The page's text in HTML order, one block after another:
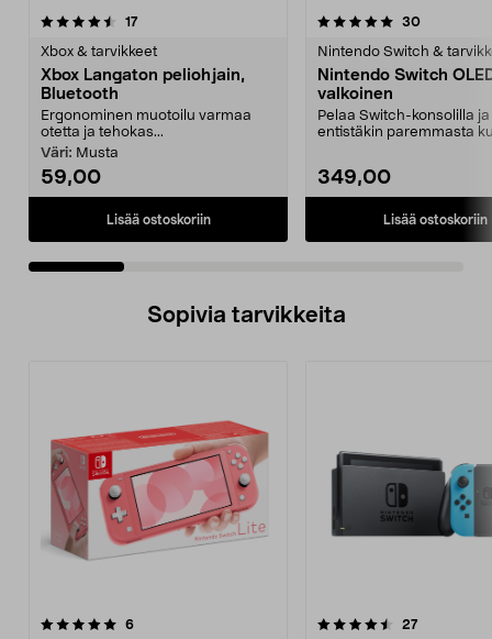
17arvostelut
Xbox & tarvikkeet
Xbox Langaton peliohjain,
Bluetooth
Ergonominen muotoilu varmaa
otetta ja tehokas...
Väri: Musta
59,00
Lisää ostoskoriin
5.0 viidestä
30arvostelut
Nintendo Switch &
Nintendo Switch
valkoinen
Pelaa Switch-konsolilla
entistäkin paremmasta
349,00
Lisää ostoskoriin
4.5 viidestä
Sopivia tarvikkeita
6arvostelut
4.5viidestä
27arvostelut
5.0viidestä